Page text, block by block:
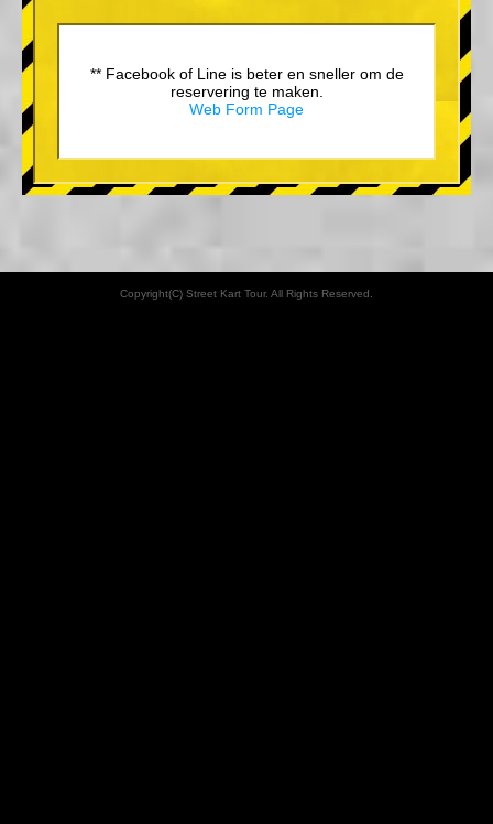
** Facebook of Line is beter en sneller om de
reservering te maken.
Web Form Page
Copyright(C) Street Kart Tour. All Rights Reserved.